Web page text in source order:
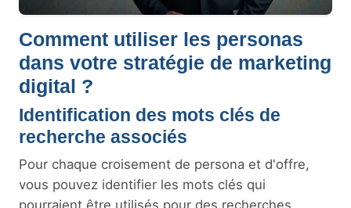
Comment utiliser les personas
dans votre stratégie de marketing
digital ?
Identification des mots clés de
recherche associés
Pour chaque croisement de persona et d'offre,
vous pouvez identifier les mots clés qui